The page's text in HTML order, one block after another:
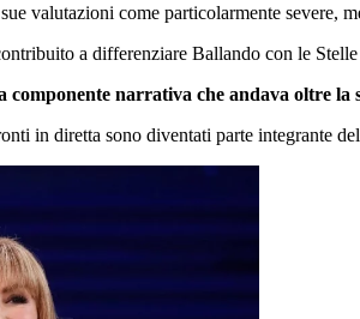
valutazioni come particolarmente severe,
a differenziare Ballando con le
componente narrativa che andava oltre la
in diretta sono diventati parte integrante